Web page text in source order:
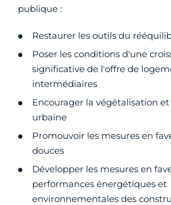
publique :
Restaurer les outils du
Poser les conditions d'une
significative de l'offre de
intermédiaires
Encourager la végétalisation
urbaine
Promouvoir les mesures en
douces
Développer les mesures en
performances énergétiques et
environnementales des